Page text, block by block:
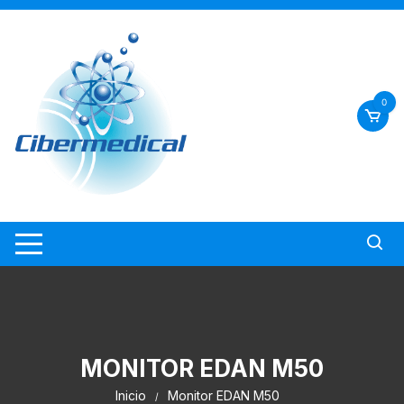
Saltar
0
MONITOR EDAN M50
Inicio Monitor EDAN M50